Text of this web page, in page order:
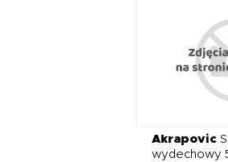
Akrapovic
wydechowy